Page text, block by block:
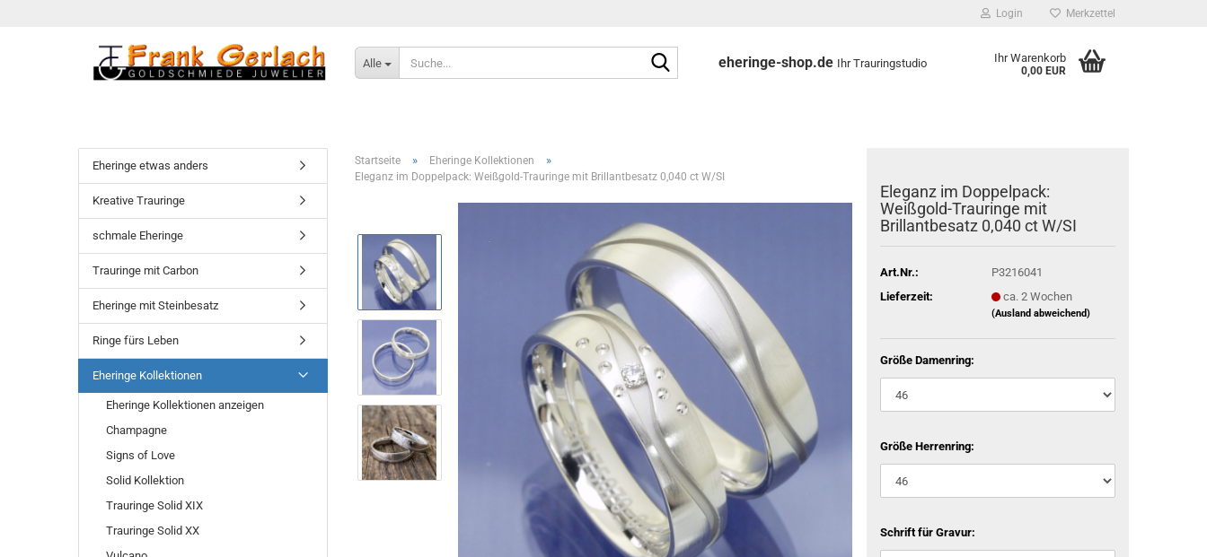
Login Merkzettel
Alle eheringe-shop.de Ihr Trauringstudio Ihr Warenkorb
0,00 EUR
Startseite » Eheringe Kollektionen »
Eleganz im Doppelpack: Weißgold-Trauringe mit Brillantbesatz 0,040 ct W/SI
Eleganz im Doppelpack:
Weißgold-Trauringe mit
Brillantbesatz 0,040 ct W/SI
Art.Nr.:
P3216041
Lieferzeit:
ca. 2 Wochen
(Ausland abweichend)
Größe Damenring:
Größe Herrenring:
Schrift für Gravur:
Eheringe etwas anders
Kreative Trauringe
schmale Eheringe
Trauringe mit Carbon
Eheringe mit Steinbesatz
Ringe fürs Leben
Eheringe Kollektionen
Eheringe Kollektionen anzeigen
Champagne
Signs of Love
Solid Kollektion
Trauringe Solid XIX
Trauringe Solid XX